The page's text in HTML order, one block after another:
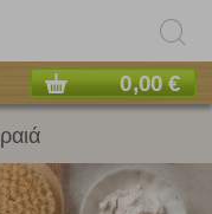
0,00 €